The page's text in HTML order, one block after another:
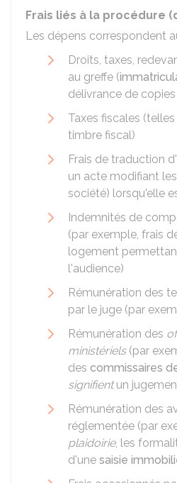
Frais liés à la procédure
Les dépens correspondent
Droits, taxes,
au greffe (
délivrance de
Taxes fiscales
timbre fiscal)
Frais de traduction
un acte modifiant
société) lorsqu'elle
Indemnités de
(par exemple, frais
logement
l'audience)
Rémunération des
par le juge (par
Rémunération des
ministériels(par
des commissaires
signifientun
Rémunération des
réglementée (par
plaidoirie, les
d'une saisie